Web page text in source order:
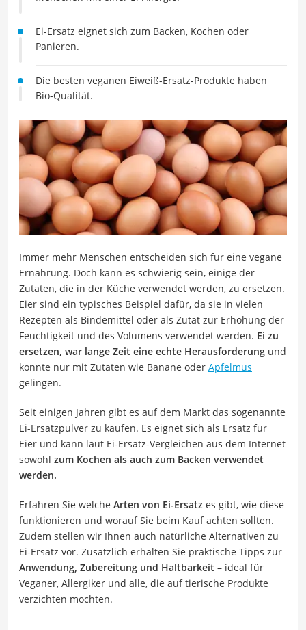
Ei-Ersatz eignet sich zum Backen, Kochen oder
Panieren.
Die besten veganen Eiweiß-Ersatz-Produkte haben
Bio-Qualität.
Immer mehr Menschen entscheiden sich für eine vegane
Ernährung. Doch kann es schwierig sein, einige der
Zutaten, die in der Küche verwendet werden, zu ersetzen.
Eier sind ein typisches Beispiel dafür, da sie in vielen
Rezepten als Bindemittel oder als Zutat zur Erhöhung der
Feuchtigkeit und des Volumens verwendet werden. Ei zu
ersetzen, war lange Zeit eine echte Herausforderung und
konnte nur mit Zutaten wie Banane oder Apfelmus
gelingen.
Seit einigen Jahren gibt es auf dem Markt das sogenannte
Ei-Ersatzpulver zu kaufen. Es eignet sich als Ersatz für
Eier und kann laut Ei-Ersatz-Vergleichen aus dem Internet
sowohl zum Kochen als auch zum Backen verwendet
werden.
Erfahren Sie welche Arten von Ei-Ersatz es gibt, wie diese
funktionieren und worauf Sie beim Kauf achten sollten.
Zudem stellen wir Ihnen auch natürliche Alternativen zu
Ei-Ersatz vor. Zusätzlich erhalten Sie praktische Tipps zur
Anwendung, Zubereitung und Haltbarkeit – ideal für
Veganer, Allergiker und alle, die auf tierische Produkte
verzichten möchten.